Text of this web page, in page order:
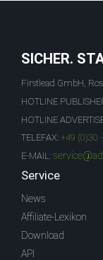
SICHER.
Firstlead GmbH,
HOTLINE
HOTLINE
TELEFAX: +49 (0)30
E-MAIL:
Service
News
Affiliate-Lexikon
Download
API